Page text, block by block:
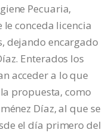
Pecuaria,
conceda licencia
dejando encargado
Enterados los
acceder a lo que
propuesta, como
Díaz, al que se
el día primero del